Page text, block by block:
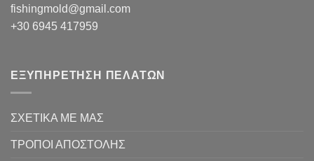
fishingmold@gmail.com
+30 6945 417959
ΕΞΥΠΗΡΕΤΗΣΗ ΠΕΛΑΤΩΝ
ΣΧΕΤΙΚΑ ΜΕ ΜΑΣ
ΤΡΟΠΟΙ ΑΠΟΣΤΟΛΗΣ